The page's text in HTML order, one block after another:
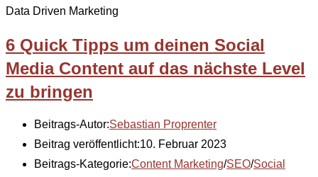
Data Driven Marketing
6 Quick Tipps um deinen Social
Media Content auf das nächste Level
zu bringen
Beitrags-Autor:Sebastian Proprenter
Beitrag veröffentlicht:10. Februar 2023
Beitrags-Kategorie:Content Marketing/SEO/Social